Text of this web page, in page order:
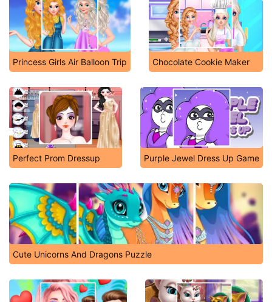
Princess Girls Air Balloon Trip Chocolate Cookie Maker
Perfect Prom Dressup Purple Jewel Dress Up Game
Cute Unicorns And Dragons Puzzle